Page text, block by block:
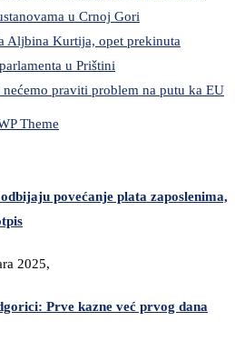
u Crnoj Gori
Aljbina Kurtija, opet prekinuta
u Prištini
praviti problem na putu ka EU
povećanje plata zaposlenima,
2025,
Prve kazne već prvog dana